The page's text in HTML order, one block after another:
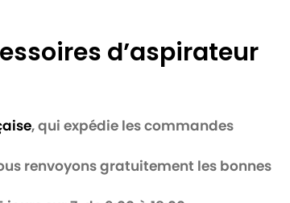
d’aspirateur
, qui expédie les commandes
renvoyons gratuitement les bonnes